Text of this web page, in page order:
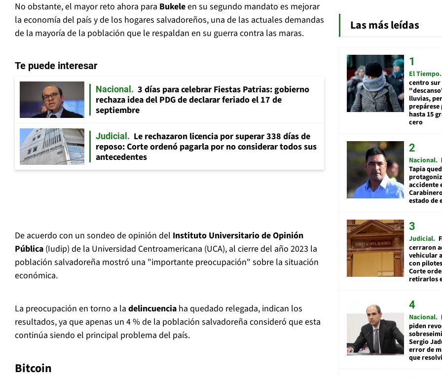
No obstante, el mayor reto ahora para Bukeleen su segundo mandato es mejorar
la economía del país y de los hogares salvadoreños, una de las actuales demandas
de la mayoría de la población que le respaldan en su guerra contra las maras.
Te puede interesar
Nacional
3 días para celebrar Fiestas Patrias: gobierno
rechaza idea del PDG de declarar feriado el 17 de
septiembre
Judicial
Le rechazaron licencia por superar 338 días de
reposo: Corte ordenó pagarla por no considerar todos sus
antecedentes
De acuerdo con un sondeo de opinión del Instituto Universitario de Opinión
Pública (Iudip) de la Universidad Centroamericana (UCA), al cierre del año 2023 la
población salvadoreña mostró una "importante preocupación" sobre la situación
económica.
La preocupación en torno a la delincuencia ha quedado relegada, indican los
resultados, ya que apenas un 4 % de la población salvadoreña consideró que esta
continúa siendo el principal problema del país.
Bitcoin
Las más leídas
El Tiempo
centro
lluvias,
hasta 15
cero
Nacional
Tapia
accidente
estado de
Judicial
cerraron
vehicular
con
Corte
retirarlos
Nacional
piden
Sergio
error de
que